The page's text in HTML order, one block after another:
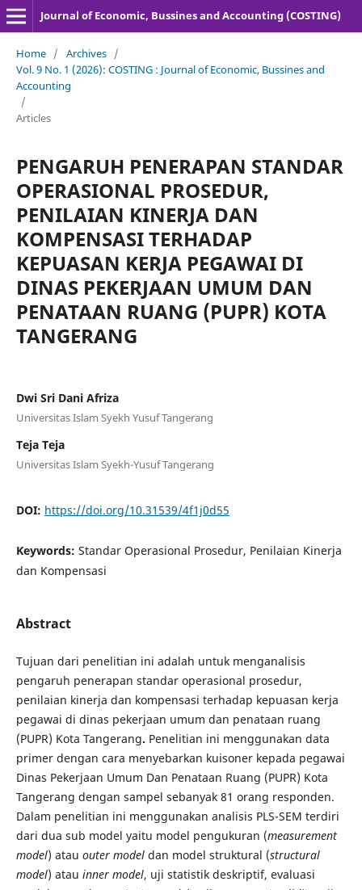
Journal of Economic, Bussines and Accounting (COSTING)
Home / Archives /
Vol. 9 No. 1 (2026): COSTING : Journal of Economic, Bussines and
Accounting
/
Articles
PENGARUH PENERAPAN STANDAR
OPERASIONAL PROSEDUR,
PENILAIAN KINERJA DAN
KOMPENSASI TERHADAP
KEPUASAN KERJA PEGAWAI DI
DINAS PEKERJAAN UMUM DAN
PENATAAN RUANG (PUPR) KOTA
TANGERANG
Dwi Sri Dani Afriza
Universitas Islam Syekh Yusuf Tangerang
Teja Teja
Universitas Islam Syekh-Yusuf Tangerang
DOI: https://doi.org/10.31539/4f1j0d55
Keywords: Standar Operasional Prosedur, Penilaian Kinerja
dan Kompensasi
Abstract
Tujuan dari penelitian ini adalah untuk menganalisis
pengaruh penerapan standar operasional prosedur,
penilaian kinerja dan kompensasi terhadap kepuasan kerja
pegawai di dinas pekerjaan umum dan penataan ruang
(PUPR) Kota Tangerang. Penelitian ini menggunakan data
primer dengan cara menyebarkan kuisoner kepada pegawai
Dinas Pekerjaan Umum Dan Penataan Ruang (PUPR) Kota
Tangerang dengan sampel sebanyak 81 orang responden.
Dalam penelitian ini menggunakan analisis PLS-SEM terdiri
dari dua sub model yaitu model pengukuran (measurement
model) atau outer modeldan model struktural (structural
model) atau inner model, uji statistik deskriptif, evaluasi